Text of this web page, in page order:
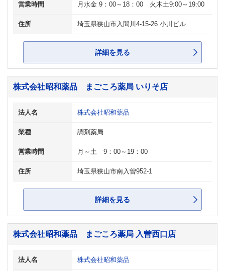
営業時間 月水金 9：00～18：00 火木土9:00～19:00
住所 埼玉県狭山市入間川4-15-26 小川ビル
詳細を見る
株式会社昭和薬品 まごころ薬局 いりそ店
法人名 株式会社昭和薬品
業種 調剤薬局
営業時間 月～土 9：00～19：00
住所 埼玉県狭山市南入曽952-1
詳細を見る
株式会社昭和薬品 まごころ薬局 入曽西口店
法人名 株式会社昭和薬品